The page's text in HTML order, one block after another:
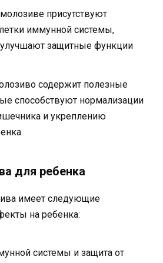
присутствуют
иммунной системы,
защитные функции
содержит полезные
способствуют нормализации
и укреплению
для ребенка
имеет следующие
на ребенка:
системы и защита от